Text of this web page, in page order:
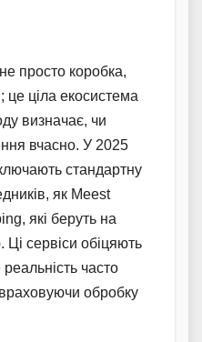
просто коробка,
це ціла екосистема
визначає, чи
вчасно. У 2025
стандартну
як Meest
які беруть на
Ці сервіси обіцяють
часто
обробку